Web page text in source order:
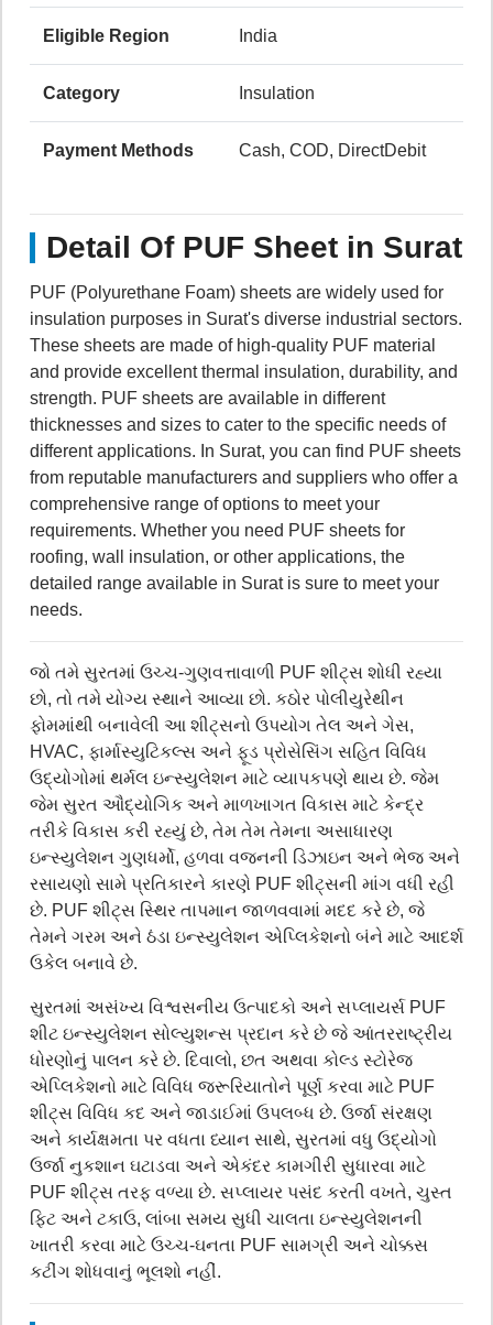
Eligible Region India
Category Insulation
Payment Methods Cash, COD, DirectDebit
Detail Of PUF Sheet in Surat
PUF (Polyurethane Foam) sheets are widely used for
insulation purposes in Surat's diverse industrial sectors.
These sheets are made of high-quality PUF material
and provide excellent thermal insulation, durability, and
strength. PUF sheets are available in different
thicknesses and sizes to cater to the specific needs of
different applications. In Surat, you can find PUF sheets
from reputable manufacturers and suppliers who offer a
comprehensive range of options to meet your
requirements. Whether you need PUF sheets for
roofing, wall insulation, or other applications, the
detailed range available in Surat is sure to meet your
needs.
જો તમે સુરતમાં ઉચ્ચ-ગુણવત્તાવાળી PUF શીટ્સ શોધી રહ્યા
છો, તો તમે યોગ્ય સ્થાને આવ્યા છો. કઠોર પોલીયુરેથીન
ફોમમાંથી બનાવેલી આ શીટ્સનો ઉપયોગ તેલ અને ગેસ,
HVAC, ફાર્માસ્યુટિકલ્સ અને ફૂડ પ્રોસેસિંગ સહિત વિવિધ
ઉદ્યોગોમાં થર્મલ ઇન્સ્યુલેશન માટે વ્યાપકપણે થાય છે. જેમ
જેમ સુરત ઔદ્યોગિક અને માળખાગત વિકાસ માટે કેન્દ્ર
તરીકે વિકાસ કરી રહ્યું છે, તેમ તેમ તેમના અસાધારણ
ઇન્સ્યુલેશન ગુણધર્મો, હળવા વજનની ડિઝાઇન અને ભેજ અને
રસાયણો સામે પ્રતિકારને કારણે PUF શીટ્સની માંગ વધી રહી
છે. PUF શીટ્સ સ્થિર તાપમાન જાળવવામાં મદદ કરે છે, જે
તેમને ગરમ અને ઠંડા ઇન્સ્યુલેશન એપ્લિકેશનો બંને માટે આદર્શ
ઉકેલ બનાવે છે.
સુરતમાં અસંખ્ય વિશ્વસનીય ઉત્પાદકો અને સપ્લાયર્સ PUF
શીટ ઇન્સ્યુલેશન સોલ્યુશન્સ પ્રદાન કરે છે જે આંતરરાષ્ટ્રીય
ધોરણોનું પાલન કરે છે. દિવાલો, છત અથવા કોલ્ડ સ્ટોરેજ
એપ્લિકેશનો માટે વિવિધ જરૂરિયાતોને પૂર્ણ કરવા માટે PUF
શીટ્સ વિવિધ કદ અને જાડાઈમાં ઉપલબ્ધ છે. ઉર્જા સંરક્ષણ
અને કાર્યક્ષમતા પર વધતા ધ્યાન સાથે, સુરતમાં વધુ ઉદ્યોગો
ઉર્જા નુકશાન ઘટાડવા અને એકંદર કામગીરી સુધારવા માટે
PUF શીટ્સ તરફ વળ્યા છે. સપ્લાયર પસંદ કરતી વખતે, ચુસ્ત
ફિટ અને ટકાઉ, લાંબા સમય સુધી ચાલતા ઇન્સ્યુલેશનની
ખાતરી કરવા માટે ઉચ્ચ-ઘનતા PUF સામગ્રી અને ચોક્કસ
કટીંગ શોધવાનું ભૂલશો નહીં.